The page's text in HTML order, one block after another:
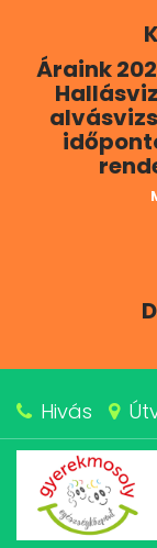
Áraink
Hivás
RÓLUNK
KAPCSOLAT